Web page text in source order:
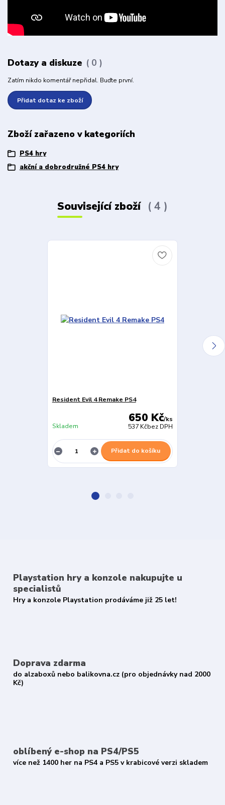
Dotazy a diskuze 0
Zatím nikdo komentář nepřidal. Buďte první.
Přidat dotaz ke zboží
Zboží zařazeno v kategoriích
PS4 hry
akční a dobrodružné PS4 hry
Související zboží 4
Resident Evil 4 Remake PS4
650 Kč/ks
537 Kčbez DPH
Skladem
Přidat do košíku
Playstation hry a konzole nakupujte u
specialistů
Hry a konzole Playstation prodáváme již 25 let!
Doprava zdarma
do alzaboxů nebo balikovna.cz (pro objednávky nad 2000
Kč)
oblíbený e-shop na PS4/PS5
více než 1400 her na PS4 a PS5 v krabicové verzi skladem